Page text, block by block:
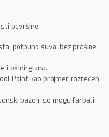
površine.
potpuno suva, bez prašine,
i ošmirglana.
Paint kao prajmer razređen
bazeni se mogu farbati